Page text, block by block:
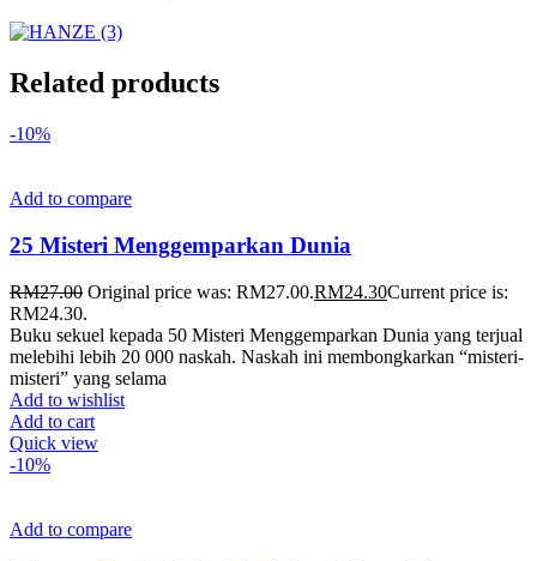
Related products
-10%
Add to compare
25 Misteri Menggemparkan Dunia
RM27.00 Original price was: RM27.00.RM24.30Current price is:
RM24.30.
Buku sekuel kepada 50 Misteri Menggemparkan Dunia yang terjual
melebihi lebih 20 000 naskah. Naskah ini membongkarkan “misteri-
misteri” yang selama
Add to wishlist
Add to cart
Quick view
-10%
Add to compare